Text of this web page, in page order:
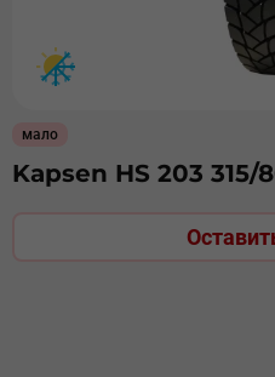
мало
Kapsen HS 203 315/